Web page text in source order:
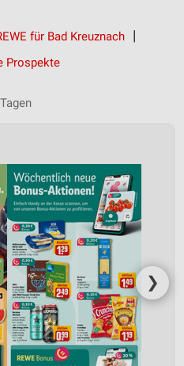
für Bad Kreuznach
Prospekte
❯